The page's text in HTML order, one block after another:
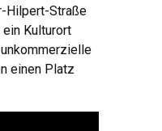
Hilpert-Straße
Kulturort
einen Platz